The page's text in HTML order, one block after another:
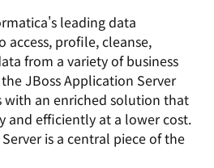
leading data
profile, cleanse,
from a variety of business
JBoss Application Server
with an enriched solution that
and efficiently at a lower cost.
is a central piece of the